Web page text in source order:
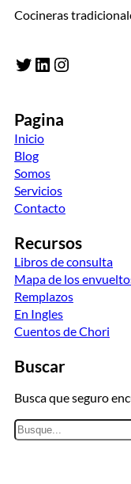
Cocineras
Twitter LinkedIn Instagram
Pagina
Inicio
Blog
Somos
Servicios
Contacto
Recursos
Libros de consulta
Mapa de los
Remplazos
En Ingles
Cuentos de Chori
Buscar
Busca que seguro